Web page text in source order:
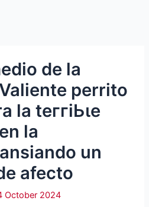
de la
perrito
la teггіЬɩe
la
un
afecto
October 2024